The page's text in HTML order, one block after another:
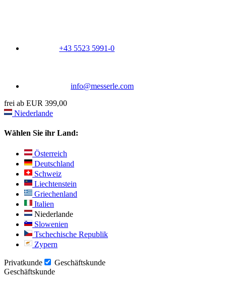
+43 5523 5991-0
info@messerle.com
frei ab EUR 399,00
Niederlande
Wählen Sie ihr Land:
Österreich
Deutschland
Schweiz
Liechtenstein
Griechenland
Italien
Niederlande
Slowenien
Tschechische Republik
Zypern
Privatkunde
Geschäftskunde
Geschäftskunde